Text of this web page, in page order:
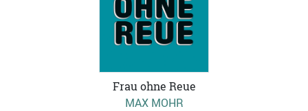
Frau ohne Reue
MAX MOHR